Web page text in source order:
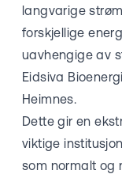
langvarige
forskjellige
uavhengige av
Eidsiva
Heimnes.
Dette gir en
viktige
som normalt og